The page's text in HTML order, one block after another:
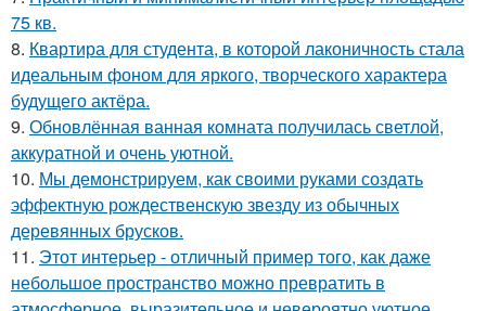
75 кв.
8. Квартира для студента, в которой лаконичность стала
идеальным фоном для яркого, творческого характера
будущего актёра.
9. Обновлённая ванная комната получилась светлой,
аккуратной и очень уютной.
10. Мы демонстрируем, как своими руками создать
эффектную рождественскую звезду из обычных
деревянных брусков.
11. Этот интерьер - отличный пример того, как даже
небольшое пространство можно превратить в